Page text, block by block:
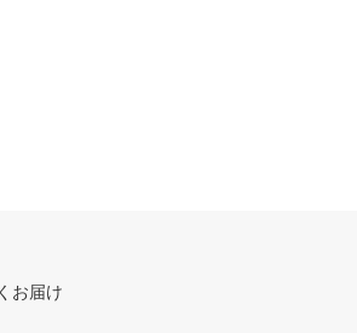
お届け